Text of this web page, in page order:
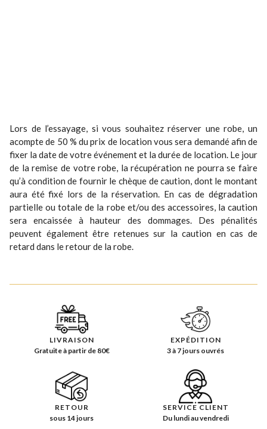
Lors de l’essayage, si vous souhaitez réserver une robe, un
acompte de 50 % du prix de location vous sera demandé afin de
fixer la date de votre événement et la durée de location. Le jour
de la remise de votre robe, la récupération ne pourra se faire
qu’à condition de fournir le chèque de caution, dont le montant
aura été fixé lors de la réservation. En cas de dégradation
partielle ou totale de la robe et/ou des accessoires, la caution
sera encaissée à hauteur des dommages. Des pénalités
peuvent également être retenues sur la caution en cas de
retard dans le retour de la robe.
LIVRAISON
Gratuite à partir de 80€
EXPÉDITION
3 à 7 jours ouvrés
RETOUR
sous 14 jours
SERVICE CLIENT
Du lundi au vendredi